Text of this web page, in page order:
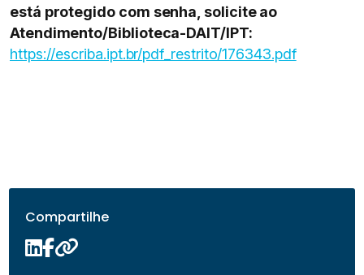
está protegido com senha, solicite ao
Atendimento/Biblioteca-DAIT/IPT:
https://escriba.ipt.br/pdf_restrito/176343.pdf
Compartilhe